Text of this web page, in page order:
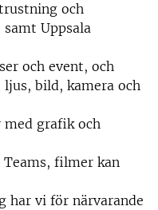
och
Uppsala
och event, och
bild, kamera och
grafik och
filmer kan
har vi för närvarande